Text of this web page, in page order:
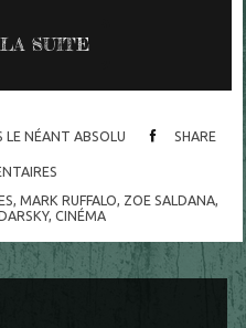
SUITE
LE NÉANT ABSOLU SHARE
,MARK RUFFALO, ZOE SALDANA,
, CINÉMA